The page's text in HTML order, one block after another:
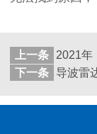
上一条
2021年
下一条
导波雷